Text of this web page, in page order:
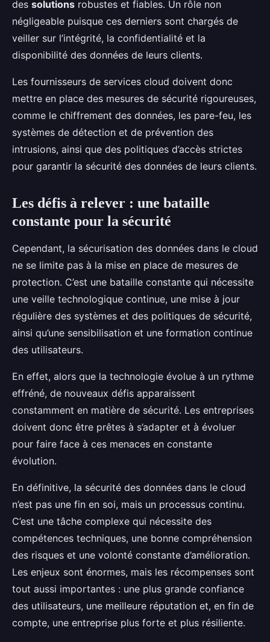
des solutions robustes et fiables. Un rôle non
négligeable puisque ces derniers sont chargés de
veiller sur l’intégrité, la confidentialité et la
disponibilité des données de leurs clients.
Les fournisseurs de services cloud doivent donc
mettre en place des mesures de sécurité rigoureuses,
comme le chiffrement des données, les pare-feu, les
systèmes de détection et de prévention des
intrusions, ainsi que des politiques d’accès strictes
pour garantir la sécurité des données de leurs clients.
Les défis à relever : une bataille
constante pour la sécurité
Cependant, la sécurisation des données dans le cloud
ne se limite pas à la mise en place de mesures de
protection. C’est une bataille constante qui nécessite
une veille technologique continue, une mise à jour
régulière des systèmes et des politiques de sécurité,
ainsi qu’une sensibilisation et une formation continue
des utilisateurs.
En effet, alors que la technologie évolue à un rythme
effréné, de nouveaux défis apparaissent
constamment en matière de sécurité. Les entreprises
doivent donc être prêtes à s’adapter et à évoluer
pour faire face à ces menaces en constante
évolution.
En définitive, la sécurité des données dans le cloud
n’est pas une fin en soi, mais un processus continu.
C’est une tâche complexe qui nécessite des
compétences techniques, une bonne compréhension
des risques et une volonté constante d’amélioration.
Les enjeux sont énormes, mais les récompenses sont
tout aussi importantes : une plus grande confiance
des utilisateurs, une meilleure réputation et, en fin de
compte, une entreprise plus forte et plus résiliente.